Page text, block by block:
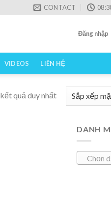
CONTACT
Đăng nhập
VIDEOS LIÊN HỆ
quả duy nhất
DANH
Chọn